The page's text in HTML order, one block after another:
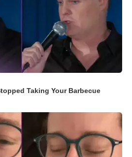
Taking Your Barbecue